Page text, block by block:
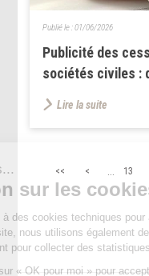
Publicité des
sociétés civiles :
Publié le :01/06/2026
Lire la suite
<< < 13